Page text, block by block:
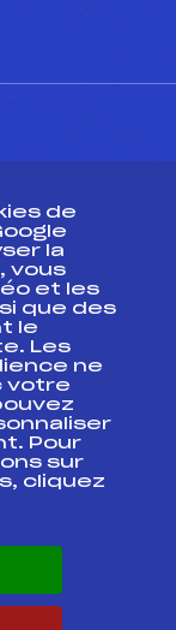
Suivi
de
la
vous
et les
que des
le
Les
ne
votre
Pour
sur
cliquez